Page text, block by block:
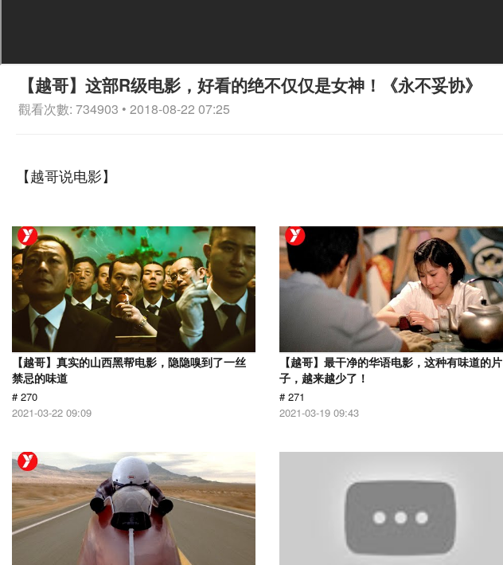
【越哥】这部R级电影，好看的绝不仅仅是女神！《永不妥协》
觀看次數: 734903 • 2018-08-22 07:25
【越哥说电影】
【越哥】真实的山西黑帮电影，隐隐嗅到了一丝
禁忌的味道
# 270
2021-03-22 09:09
【越哥】最干净的华语电影，这种有味道的片
子，越来越少了！
# 271
2021-03-19 09:43